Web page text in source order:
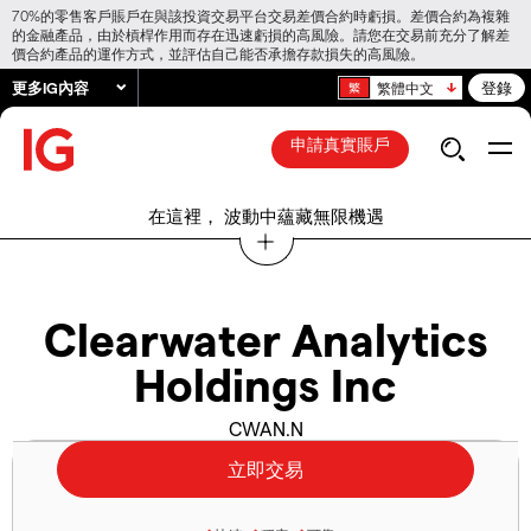
70%的零售客戶賬戶在與該投資交易平台交易差價合約時虧損。差價合約為複雜
的金融產品，由於槓桿作用而存在迅速虧損的高風險。請您在交易前充分了解差
價合約產品的運作方式，並評估自己能否承擔存款損失的高風險。
更多IG內容 繁體中文 登錄
申請真實賬戶
在這裡， 波動中蘊藏無限機遇
Clearwater Analytics
Holdings Inc
CWAN.N